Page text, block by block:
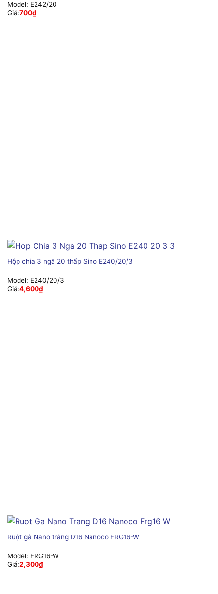
Model: E242/20
Giá:700₫
Hộp chia 3 ngã 20 thấp Sino E240/20/3
Model: E240/20/3
Giá:4,600₫
Ruột gà Nano trắng D16 Nanoco FRG16-W
Model: FRG16-W
Giá:2,300₫